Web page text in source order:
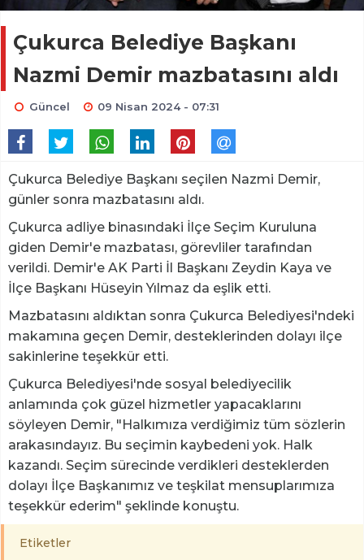
Çukurca Belediye Başkanı
Nazmi Demir mazbatasını aldı
Güncel 09 Nisan 2024 - 07:31
Çukurca Belediye Başkanı seçilen Nazmi Demir,
günler sonra mazbatasını aldı.
Çukurca adliye binasındaki İlçe Seçim Kuruluna
giden Demir'e mazbatası, görevliler tarafından
verildi. Demir'e AK Parti İl Başkanı Zeydin Kaya ve
İlçe Başkanı Hüseyin Yılmaz da eşlik etti.
Mazbatasını aldıktan sonra Çukurca Belediyesi'ndeki
makamına geçen Demir, desteklerinden dolayı ilçe
sakinlerine teşekkür etti.
Çukurca Belediyesi'nde sosyal belediyecilik
anlamında çok güzel hizmetler yapacaklarını
söyleyen Demir, "Halkımıza verdiğimiz tüm sözlerin
arakasındayız. Bu seçimin kaybedeni yok. Halk
kazandı. Seçim sürecinde verdikleri desteklerden
dolayı İlçe Başkanımız ve teşkilat mensuplarımıza
teşekkür ederim" şeklinde konuştu.
Etiketler